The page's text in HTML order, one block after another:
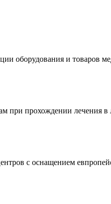
оборудования и товаров
при прохождении лечения
с оснащением